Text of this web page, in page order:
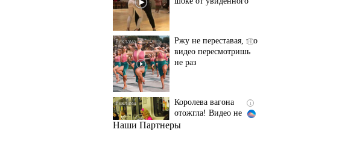
Ржу не переставая, это
Королева вагона
Этот танец невесты
Наши Партнеры